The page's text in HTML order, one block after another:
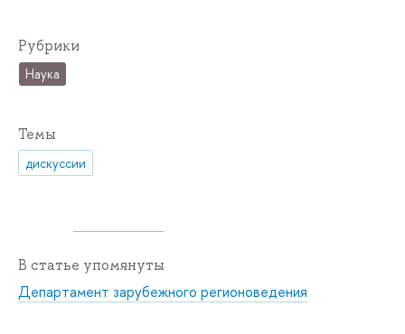
Рубрики
Наука
Темы
дискуссии
В статье упомянуты
Департамент зарубежного регионоведения